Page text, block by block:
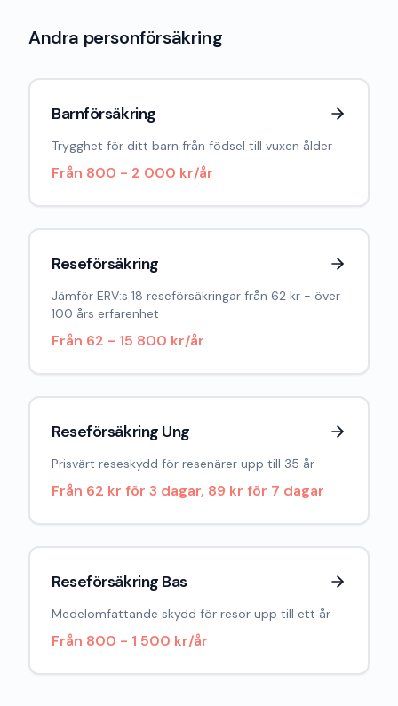
Andra personförsäkring
Barnförsäkring
Trygghet för ditt barn från födsel till vuxen ålder
Från 800 - 2 000 kr/år
Reseförsäkring
Jämför ERV:s 18 reseförsäkringar från 62 kr - över
100 års erfarenhet
Från 62 - 15 800 kr/år
Reseförsäkring Ung
Prisvärt reseskydd för resenärer upp till 35 år
Från 62 kr för 3 dagar, 89 kr för 7 dagar
Reseförsäkring Bas
Medelomfattande skydd för resor upp till ett år
Från 800 - 1 500 kr/år